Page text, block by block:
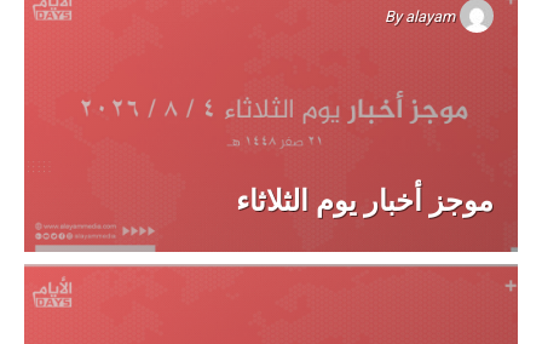
Byalayam
موجز أخبار يوم الثلاثاء